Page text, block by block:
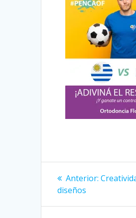
de
Anterior: Entrada
diseños